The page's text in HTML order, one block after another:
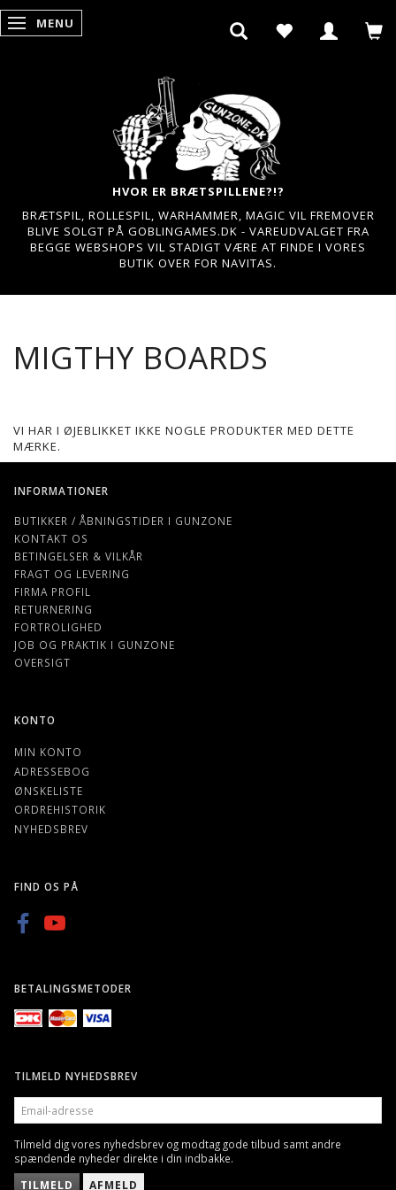
SKIFTE NAVIGATION
MENU
HVOR ER BRÆTSPILLENE?!?
BRÆTSPIL, ROLLESPIL, WARHAMMER, MAGIC VIL FREMOVER
BLIVE SOLGT PÅ GOBLINGAMES.DK - VAREUDVALGET FRA
BEGGE WEBSHOPS VIL STADIGT VÆRE AT FINDE I VORES
BUTIK OVER FOR NAVITAS.
MIGTHY BOARDS
VI HAR I ØJEBLIKKET IKKE NOGLE PRODUKTER MED DETTE
MÆRKE.
INFORMATIONER
BUTIKKER / ÅBNINGSTIDER I GUNZONE
KONTAKT OS
BETINGELSER & VILKÅR
FRAGT OG LEVERING
FIRMA PROFIL
RETURNERING
FORTROLIGHED
JOB OG PRAKTIK I GUNZONE
OVERSIGT
KONTO
MIN KONTO
ADRESSEBOG
ØNSKELISTE
ORDREHISTORIK
NYHEDSBREV
FIND OS PÅ
BETALINGSMETODER
TILMELD NYHEDSBREV
EMAIL-
ADRESSE
Tilmeld dig vores nyhedsbrev og modtag gode tilbud samt andre
spændende nyheder direkte i din indbakke.
TILMELD AFMELD